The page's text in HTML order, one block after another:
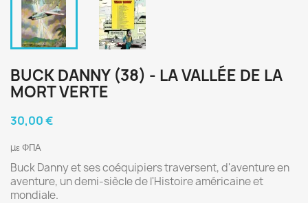
BUCK DANNY (38) - LA VALLÉE DE LA
MORT VERTE
30,00 €
με ΦΠΑ
Buck Danny et ses coéquipiers traversent, d'aventure en
aventure, un demi-siècle de l'Histoire américaine et
mondiale.